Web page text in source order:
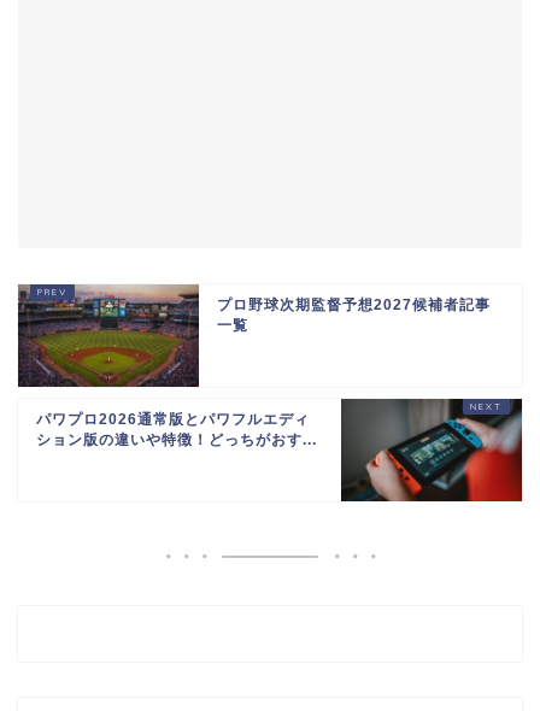
プロ野球次期監督予想2027候補者記事
一覧
パワプロ2026通常版とパワフルエディ
ション版の違いや特徴！どっちがおす...